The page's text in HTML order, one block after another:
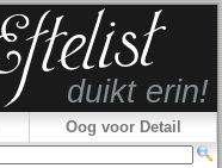
Oog voor Detail